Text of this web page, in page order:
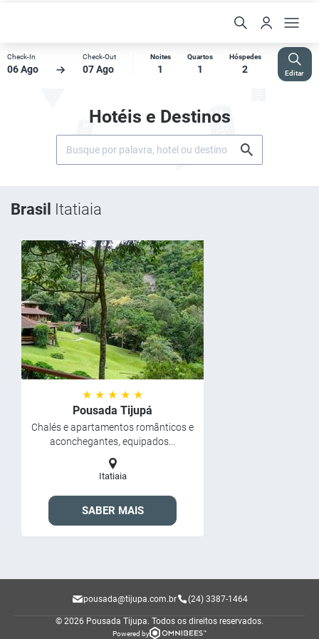
Check-In
06 Ago
Check-Out
07 Ago
Noites
1
Quartos
1
Hóspedes
2 Editar
Hotéis e Destinos
Brasil Itatiaia
★ ★ ★ ★ ★
Pousada Tijupá
Chalés e apartamentos românticos e
aconchegantes, equipados...
Itatiaia
SABER MAIS
pousada@tijupa.com.br (24) 3387-1464
© 2026 Pousada Tijupa. Todos os direitos reservados.
Powered by